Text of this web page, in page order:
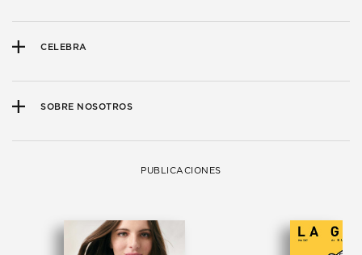
CELEBRA
SOBRE NOSOTROS
PUBLICACIONES